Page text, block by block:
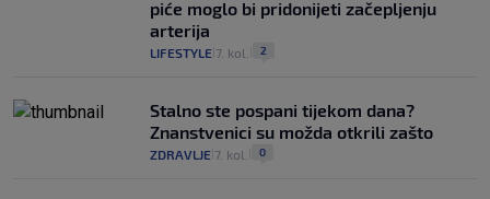
piće moglo bi pridonijeti začepljenju
arterija
LIFESTYLE 7. kol. 2
Stalno ste pospani tijekom dana?
Znanstvenici su možda otkrili zašto
ZDRAVLJE 7. kol. 0